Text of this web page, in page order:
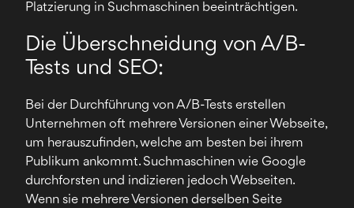
Platzierung in Suchmaschinen beeinträchtigen.
Die Überschneidung von A/B-
Tests und SEO:
Bei der Durchführung von A/B-Tests erstellen
Unternehmen oft mehrere Versionen einer Webseite,
um herauszufinden, welche am besten bei ihrem
Publikum ankommt. Suchmaschinen wie Google
durchforsten und indizieren jedoch Webseiten.
Wenn sie mehrere Versionen derselben Seite